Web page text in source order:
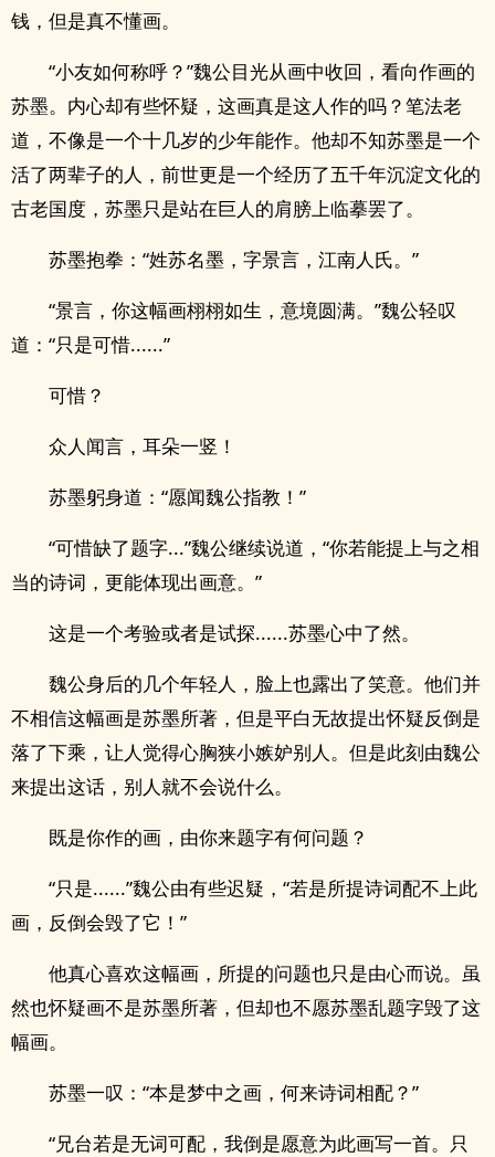
钱，但是真不懂画。
“小友如何称呼？”魏公目光从画中收回，看向作画的
苏墨。内心却有些怀疑，这画真是这人作的吗？笔法老
道，不像是一个十几岁的少年能作。他却不知苏墨是一个
活了两辈子的人，前世更是一个经历了五千年沉淀文化的
古老国度，苏墨只是站在巨人的肩膀上临摹罢了。
苏墨抱拳：“姓苏名墨，字景言，江南人氏。”
“景言，你这幅画栩栩如生，意境圆满。”魏公轻叹
道：“只是可惜......”
可惜？
众人闻言，耳朵一竖！
苏墨躬身道：“愿闻魏公指教！”
“可惜缺了题字...”魏公继续说道，“你若能提上与之相
当的诗词，更能体现出画意。”
这是一个考验或者是试探......苏墨心中了然。
魏公身后的几个年轻人，脸上也露出了笑意。他们并
不相信这幅画是苏墨所著，但是平白无故提出怀疑反倒是
落了下乘，让人觉得心胸狭小嫉妒别人。但是此刻由魏公
来提出这话，别人就不会说什么。
既是你作的画，由你来题字有何问题？
“只是......”魏公由有些迟疑，“若是所提诗词配不上此
画，反倒会毁了它！”
他真心喜欢这幅画，所提的问题也只是由心而说。虽
然也怀疑画不是苏墨所著，但却也不愿苏墨乱题字毁了这
幅画。
苏墨一叹：“本是梦中之画，何来诗词相配？”
“兄台若是无词可配，我倒是愿意为此画写一首。只